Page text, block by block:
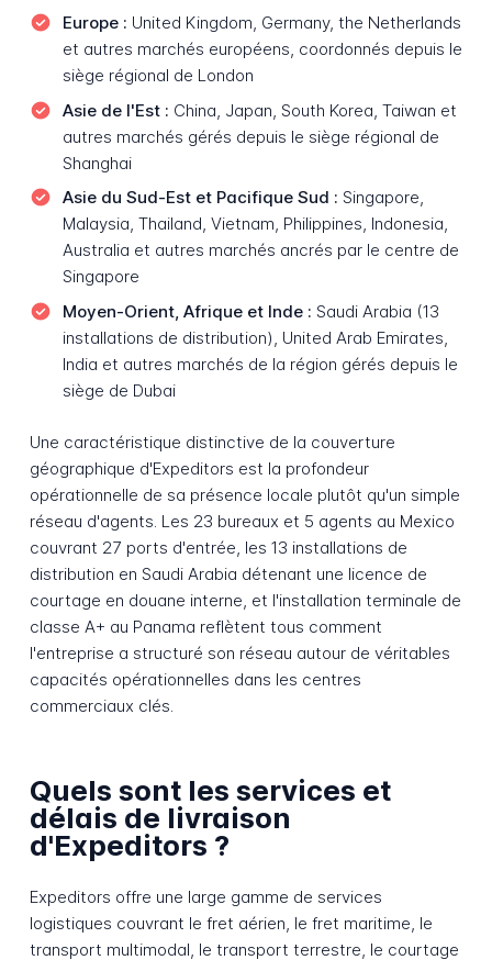
Europe : United Kingdom, Germany, the Netherlands
et autres marchés européens, coordonnés depuis le
siège régional de London
Asie de l'Est : China, Japan, South Korea, Taiwan et
autres marchés gérés depuis le siège régional de
Shanghai
Asie du Sud-Est et Pacifique Sud : Singapore,
Malaysia, Thailand, Vietnam, Philippines, Indonesia,
Australia et autres marchés ancrés par le centre de
Singapore
Moyen-Orient, Afrique et Inde : Saudi Arabia (13
installations de distribution), United Arab Emirates,
India et autres marchés de la région gérés depuis le
siège de Dubai
Une caractéristique distinctive de la couverture
géographique d'Expeditors est la profondeur
opérationnelle de sa présence locale plutôt qu'un simple
réseau d'agents. Les 23 bureaux et 5 agents au Mexico
couvrant 27 ports d'entrée, les 13 installations de
distribution en Saudi Arabia détenant une licence de
courtage en douane interne, et l'installation terminale de
classe A+ au Panama reflètent tous comment
l'entreprise a structuré son réseau autour de véritables
capacités opérationnelles dans les centres
commerciaux clés.
Quels sont les services et
délais de livraison
d'Expeditors ?
Expeditors offre une large gamme de services
logistiques couvrant le fret aérien, le fret maritime, le
transport multimodal, le transport terrestre, le courtage